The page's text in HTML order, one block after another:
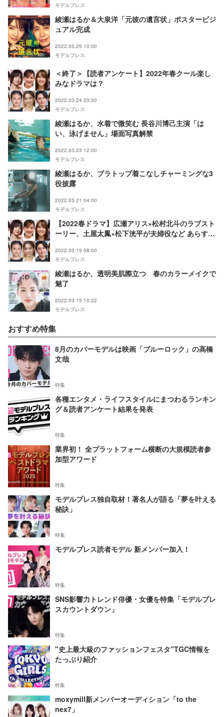
モデルプレス
綾瀬はるか＆大泉洋「元彼の遺言状」ポスタービジ
ュアル完成
2022.03.25 10:00
モデルプレス
＜終了＞【読者アンケート】2022年春クール楽し
みなドラマは？
2022.03.24 20:30
モデルプレス
綾瀬はるか、水着で微笑む 長谷川博己主演「は
い、泳げません」場面写真解禁
2022.03.23 12:00
モデルプレス
綾瀬はるか、ブラトップ着こなしチャーミングな3
役披露
2022.03.21 04:00
モデルプレス
【2022春ドラマ】広瀬アリス×松村北斗のラブスト
ーリー、土屋太鳳×松下洸平が夫婦役など あらすじ
2022.03.19 08:00
モデルプレス
綾瀬はるか、透明美肌際立つ 春のカラーメイクで
魅了
2022.03.15 10:22
モデルプレス
おすすめ特集
8月のカバーモデルは映画「ブルーロック」の高橋
文哉
特集
各種エンタメ・ライフスタイルにまつわるランキン
グ＆読者アンケート結果を発表
特集
業界初！ 全プラットフォーム横断の大規模読者参
加型アワード
特集
モデルプレス独自取材！著名人が語る「夢を叶える
秘訣」
特集
モデルプレス読者モデル 新メンバー加入！
特集
SNS影響力トレンド俳優・女優を特集「モデルプレ
スカウントダウン」
特集
"史上最大級のファッションフェスタ"TGC情報を
たっぷり紹介
特集
moxymill新メンバーオーディション「to the
nex7」